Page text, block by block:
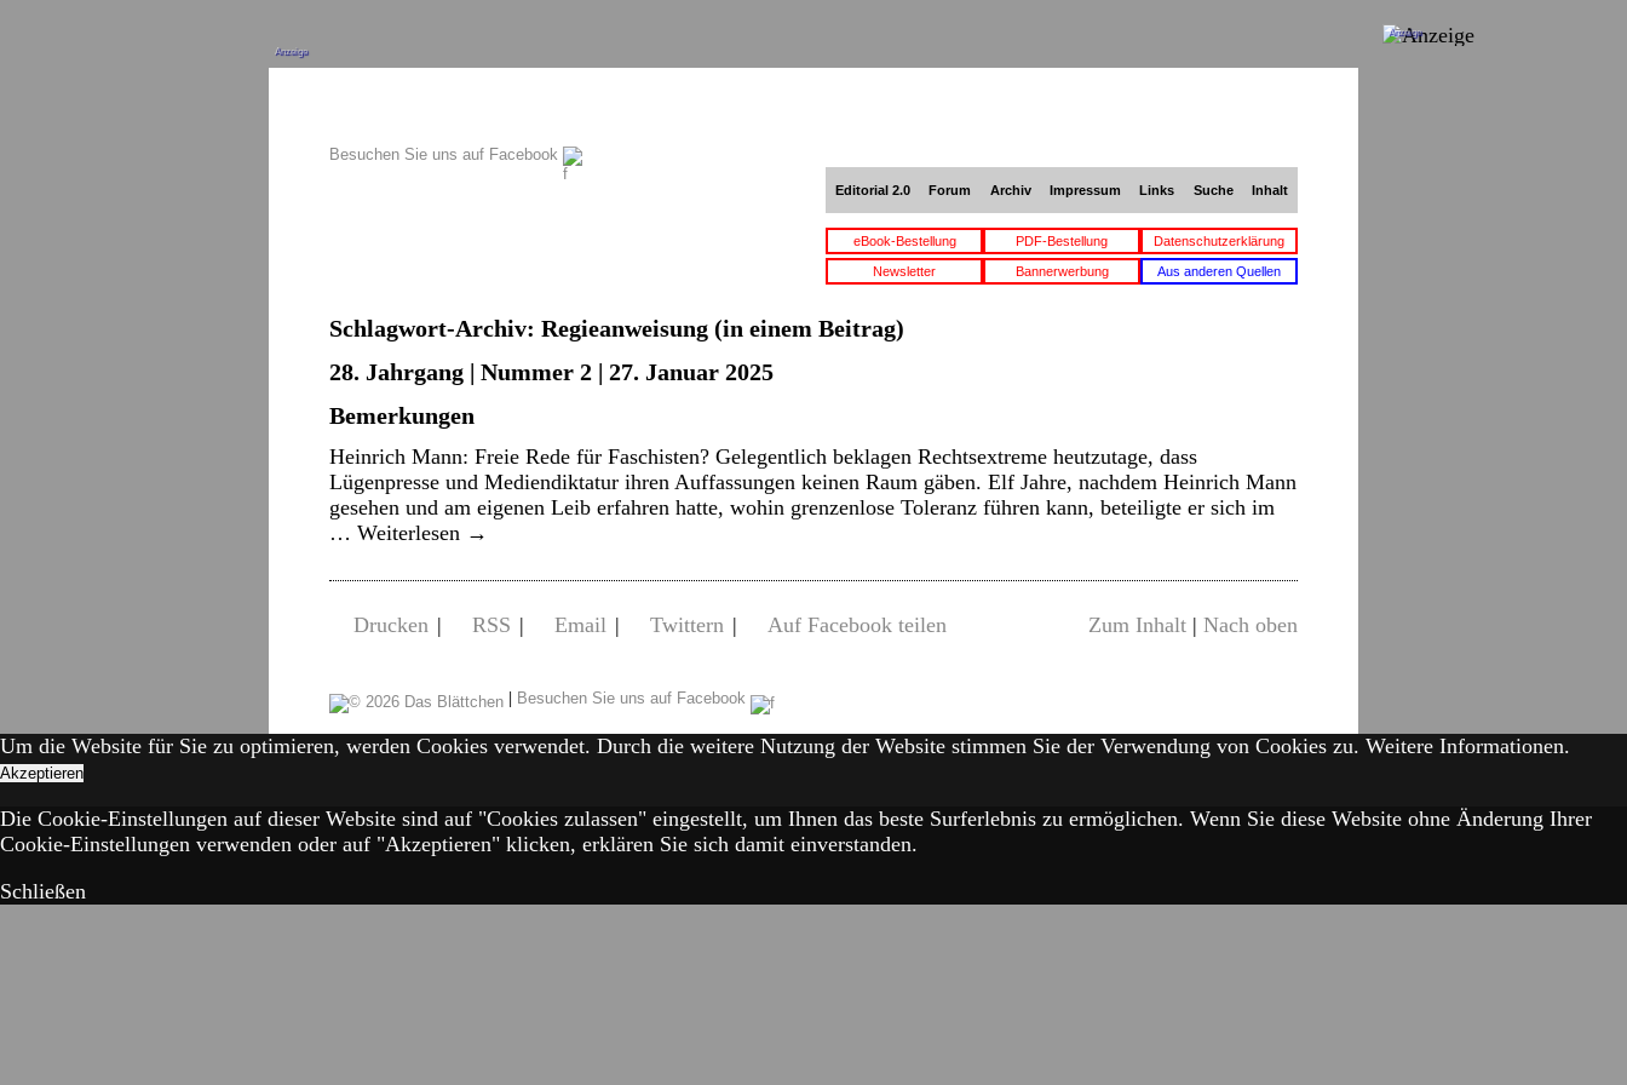
Anzeige
Besuchen Sie uns auf Facebook
Editorial 2.0 Forum Archiv Impressum Links Suche Inhalt
eBook-Bestellung PDF-Bestellung Datenschutzerklärung
Newsletter Bannerwerbung Aus anderen Quellen
Schlagwort-Archiv: Regieanweisung (in einem Beitrag)
28. Jahrgang | Nummer 2 | 27. Januar 2025
Bemerkungen
Heinrich Mann: Freie Rede für Faschisten? Gelegentlich beklagen Rechtsextreme heutzutage, dass
Lügenpresse und Mediendiktatur ihren Auffassungen keinen Raum gäben. Elf Jahre, nachdem Heinrich Mann
gesehen und am eigenen Leib erfahren hatte, wohin grenzenlose Toleranz führen kann, beteiligte er sich im
… Weiterlesen →
Drucken | RSS | Email | Twittern | Auf Facebook teilen Zum Inhalt | Nach oben
| Besuchen Sie uns auf Facebook
Anzeige
Um die Website für Sie zu optimieren, werden Cookies verwendet. Durch die weitere Nutzung der Website stimmen Sie der Verwendung von Cookies zu. Weitere Informationen.
Akzeptieren
Die Cookie-Einstellungen auf dieser Website sind auf "Cookies zulassen" eingestellt, um Ihnen das beste Surferlebnis zu ermöglichen. Wenn Sie diese Website ohne Änderung Ihrer
Cookie-Einstellungen verwenden oder auf "Akzeptieren" klicken, erklären Sie sich damit einverstanden.
Schließen